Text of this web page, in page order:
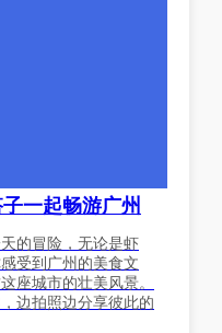
一起畅游广州
的冒险，无论是虾
受到广州的美食文
座城市的壮美风景。
边拍照边分享彼此的